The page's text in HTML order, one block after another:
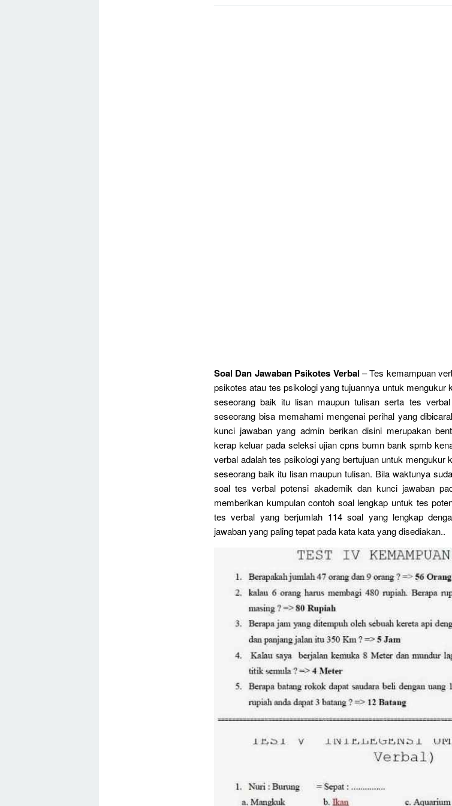
Soal Dan Jawaban Psikotes Verbal – Tes kemampuan
psikotes atau tes psikologi yang tujuannya untuk mengukur
seseorang baik itu lisan maupun tulisan serta tes
seseorang bisa memahami mengenai perihal yang
kunci jawaban yang admin berikan disini merupakan
kerap keluar pada seleksi ujian cpns bumn bank spmb
verbal adalah tes psikologi yang bertujuan untuk mengukur
seseorang baik itu lisan maupun tulisan. Bila waktunya
soal tes verbal potensi akademik dan kunci jawaban
memberikan kumpulan contoh soal lengkap untuk tes
tes verbal yang berjumlah 114 soal yang lengkap
jawaban yang paling tepat pada kata kata yang disediakan..